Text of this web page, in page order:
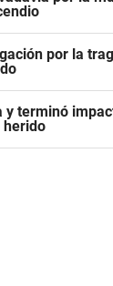
por la
y terminó
herido